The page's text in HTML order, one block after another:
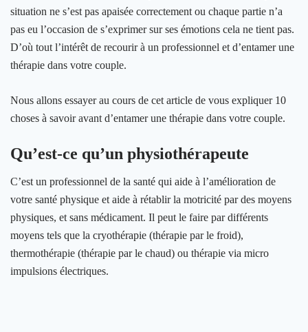
situation ne s’est pas apaisée correctement ou chaque partie n’a
pas eu l’occasion de s’exprimer sur ses émotions cela ne tient pas.
D’où tout l’intérêt de recourir à un professionnel et d’entamer une
thérapie dans votre couple.
Nous allons essayer au cours de cet article de vous expliquer 10
choses à savoir avant d’entamer une thérapie dans votre couple.
Qu’est-ce qu’un physiothérapeute
C’est un professionnel de la santé qui aide à l’amélioration de
votre santé physique et aide à rétablir la motricité par des moyens
physiques, et sans médicament. Il peut le faire par différents
moyens tels que la cryothérapie (thérapie par le froid),
thermothérapie (thérapie par le chaud) ou thérapie via micro
impulsions électriques.